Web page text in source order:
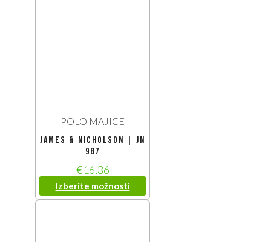
POLO MAJICE
James & Nicholson | JN
987
€16,36
Izberite možnosti